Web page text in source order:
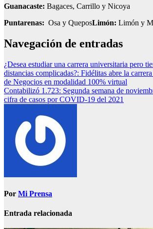
Guanacaste: Bagaces, Carrillo y Nicoya
Puntarenas: Osa y QueposLimón: Limón y
Navegación de entradas
¿Desea estudiar una carrera universitaria pero
distancias complicadas?: Fidélitas abre la
de Negocios en modalidad 100% virtual
Contabilizó 1.723: Segunda semana de
cifra de casos por COVID-19 del 2021
Por Mi Prensa
Entrada relacionada